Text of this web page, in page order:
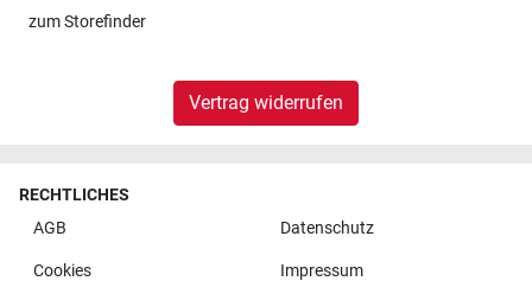
zumStorefinder
Vertrag widerrufen
RECHTLICHES
AGB
Datenschutz
Cookies Impressum